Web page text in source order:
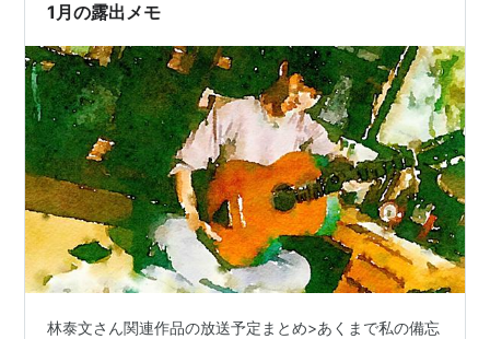
1月の露出メモ
林泰文さん関連作品の放送予定まとめ>あくまで私の備忘